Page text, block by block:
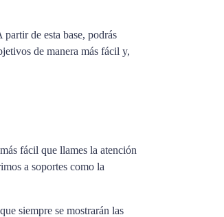
de esta base, podrás
de manera más fácil y,
fácil que llames la atención
a soportes como la
siempre se mostrarán las